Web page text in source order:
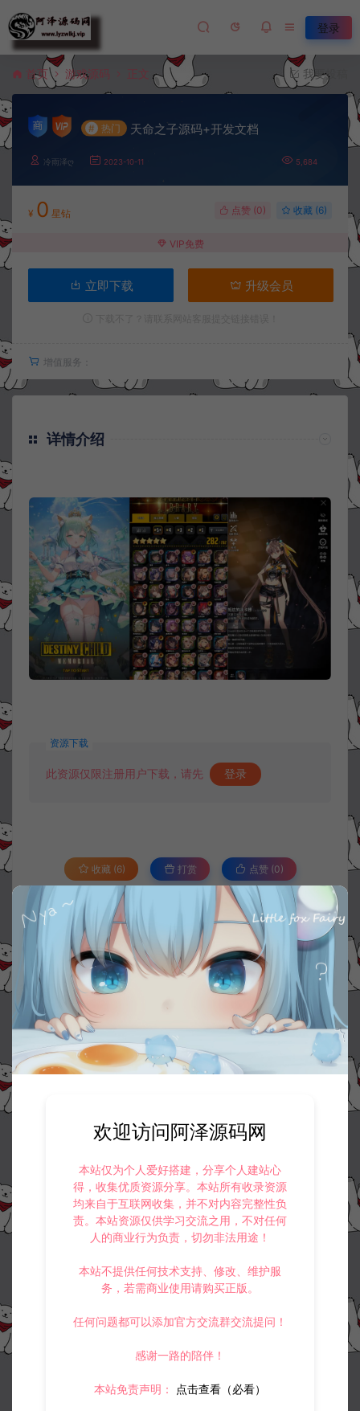
登录
首页 游戏源码 正文 我要投稿
# 热门 天命之子源码+开发文档
冷雨泽ღ 2023-10-11 5,684
¥ 0 星钻 点赞 (0) 收藏 (6)
VIP免费
立即下载 升级会员
增值服务：
详情介绍
资源下载
此资源仅限注册用户下载，请先 登录
收藏 (6) 打赏 点赞 (0)
©版权免责声明
本站资源售价只是赞助，收取费用仅维持本站的日常运营所需。
若您需要商业运营或用于其他商业活动，请您购买正版授权并合法
使用。
3.如果本站有侵犯、不妥之处的资源，请在网站右边客服联系我们。
将会第一时间解决！
本站提供的所有资源仅供参考学习使用，不存在任何商业目的与商
业用途，请大家不要用于商用！
https://www.lyzwlkj.vip/23501/yxym/
冷雨泽ღ 默认解压密码：www.lyzwlkj.vip 复
上一篇：
下一篇：
欢迎访问阿泽源码网
本站仅为个人爱好搭建，分享个人建站心
得，收集优质资源分享。本站所有收录资源
均来自于互联网收集，并不对内容完整性负
责。本站资源仅供学习交流之用，不对任何
人的商业行为负责，切勿非法用途！
本站不提供任何技术支持、修改、维护服
务，若需商业使用请购买正版。
任何问题都可以添加官方交流群交流提问！
感谢一路的陪伴！
本站免责声明： 点击查看（必看）